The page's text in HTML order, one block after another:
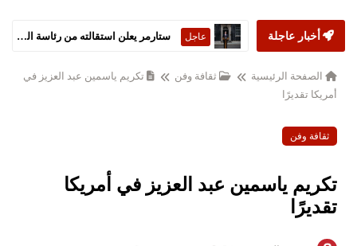
أخبار عاجلة عاجل ستارمر يعلن استقالته من رئاسة الحكومة البريطانية
الصفحة الرئيسية ثقافة وفن
تكريم ياسمين عبد العزيز في
أمريكا تقديرًا
ثقافة وفن
تكريم ياسمين عبد العزيز في أمريكا
تقديرًا